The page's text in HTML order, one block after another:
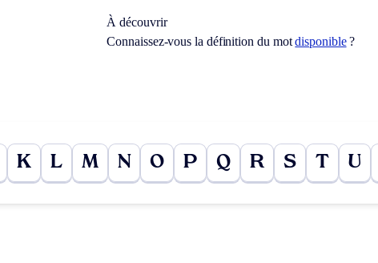
À découvrir
Connaissez-vous la définition du motdisponible?
K L M N O P Q R S T U